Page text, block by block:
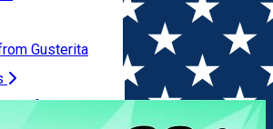
outside Sibiu
charging points
Gusterita
from Gusterita
Joy Kids Playground